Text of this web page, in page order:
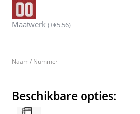
Maatwerk (+€5.56)
Naam / Nummer
Beschikbare opties: